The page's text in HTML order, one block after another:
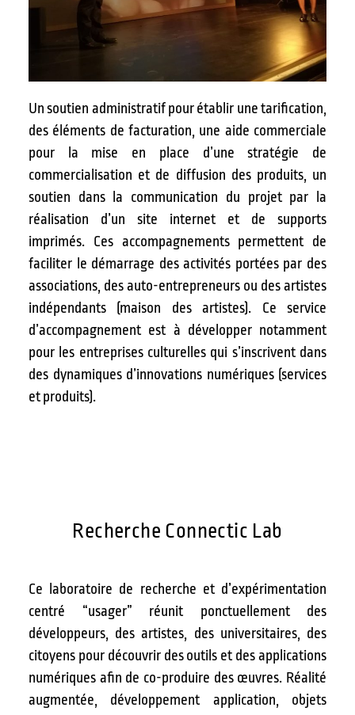
Un soutien administratif pour établir une tarification,
des éléments de facturation, une aide commerciale
pour la mise en place d’une stratégie de
commercialisation et de diffusion des produits, un
soutien dans la communication du projet par la
réalisation d’un site internet et de supports
imprimés. Ces accompagnements permettent de
faciliter le démarrage des activités portées par des
associations, des auto-entrepreneurs ou des artistes
indépendants (maison des artistes). Ce service
d’accompagnement est à développer notamment
pour les entreprises culturelles qui s’inscrivent dans
des dynamiques d’innovations numériques (services
et produits).
Recherche Connectic Lab
Ce laboratoire de recherche et d’expérimentation
centré “usager” réunit ponctuellement des
développeurs, des artistes, des universitaires, des
citoyens pour découvrir des outils et des applications
numériques afin de co-produire des œuvres. Réalité
augmentée, développement application, objets